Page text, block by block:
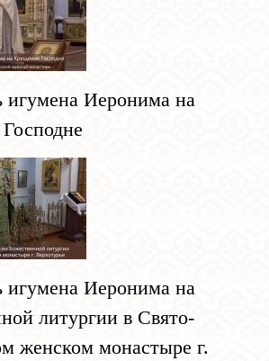
игумена Иеронима на
игумена Иеронима на
литургии в Свято-
женском монастыре г.